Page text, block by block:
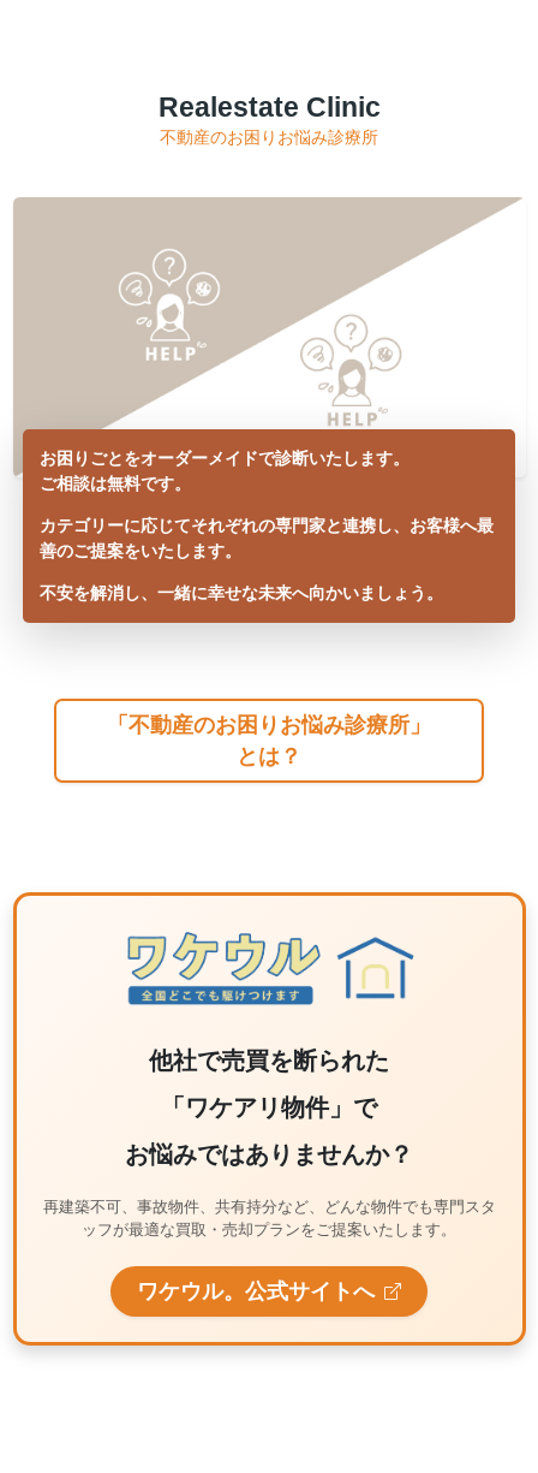
Realestate Clinic
不動産のお困りお悩み診療所
お困りごとをオーダーメイドで診断いたします。
ご相談は無料です。
カテゴリーに応じてそれぞれの専門家と連携し、お客様へ最
善のご提案をいたします。
不安を解消し、一緒に幸せな未来へ向かいましょう。
「不動産のお困りお悩み診療所」
とは？
他社で売買を断られた
「ワケアリ物件」で
お悩みではありませんか？
再建築不可、事故物件、共有持分など、どんな物件でも専門スタ
ッフが最適な買取・売却プランをご提案いたします。
ワケウル。公式サイトへ